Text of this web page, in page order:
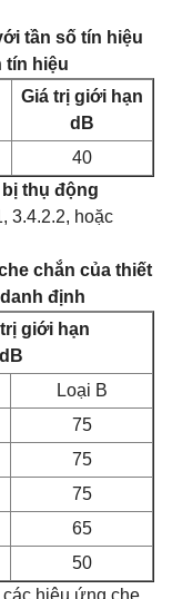
tần số tín hiệu
tín hiệu
Giá trị giới hạn
dB
40
thụ động
3.4.2.2, hoặc
chắn của thiết
định
giới hạn
dB
Loại B
75
75
75
65
50
hiệu ứng che